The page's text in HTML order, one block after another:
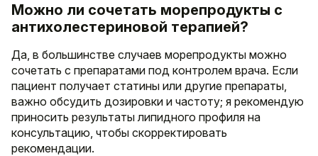
Можно ли сочетать морепродукты с
антихолестериновой терапией?
Да, в большинстве случаев морепродукты можно
сочетать с препаратами под контролем врача. Если
пациент получает статины или другие препараты,
важно обсудить дозировки и частоту; я рекомендую
приносить результаты липидного профиля на
консультацию, чтобы скорректировать
рекомендации.